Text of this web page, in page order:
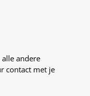
andere
contact met je